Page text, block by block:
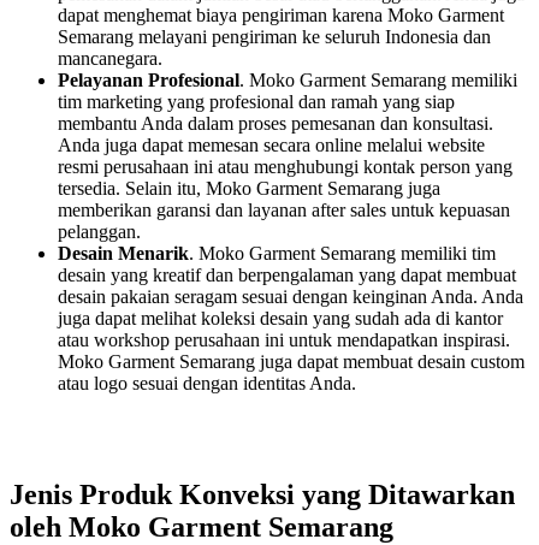
dapat menghemat biaya pengiriman karena Moko Garment
Semarang melayani pengiriman ke seluruh Indonesia dan
mancanegara.
Pelayanan Profesional. Moko Garment Semarang memiliki
tim marketing yang profesional dan ramah yang siap
membantu Anda dalam proses pemesanan dan konsultasi.
Anda juga dapat memesan secara online melalui website
resmi perusahaan ini atau menghubungi kontak person yang
tersedia. Selain itu, Moko Garment Semarang juga
memberikan garansi dan layanan after sales untuk kepuasan
pelanggan.
Desain Menarik. Moko Garment Semarang memiliki tim
desain yang kreatif dan berpengalaman yang dapat membuat
desain pakaian seragam sesuai dengan keinginan Anda. Anda
juga dapat melihat koleksi desain yang sudah ada di kantor
atau workshop perusahaan ini untuk mendapatkan inspirasi.
Moko Garment Semarang juga dapat membuat desain custom
atau logo sesuai dengan identitas Anda.
Jenis Produk Konveksi yang Ditawarkan
oleh Moko Garment Semarang